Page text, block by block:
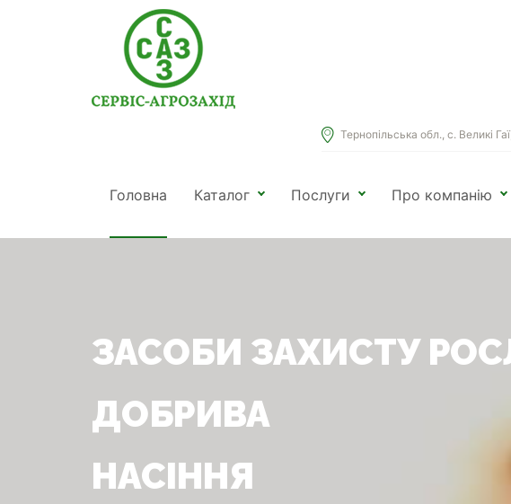
Головна Каталог Послуги Про компанію
Тернопільська обл., с. Великі
ЗАСОБИ ЗАХИСТУ
ДОБРИВА
НАСІННЯ